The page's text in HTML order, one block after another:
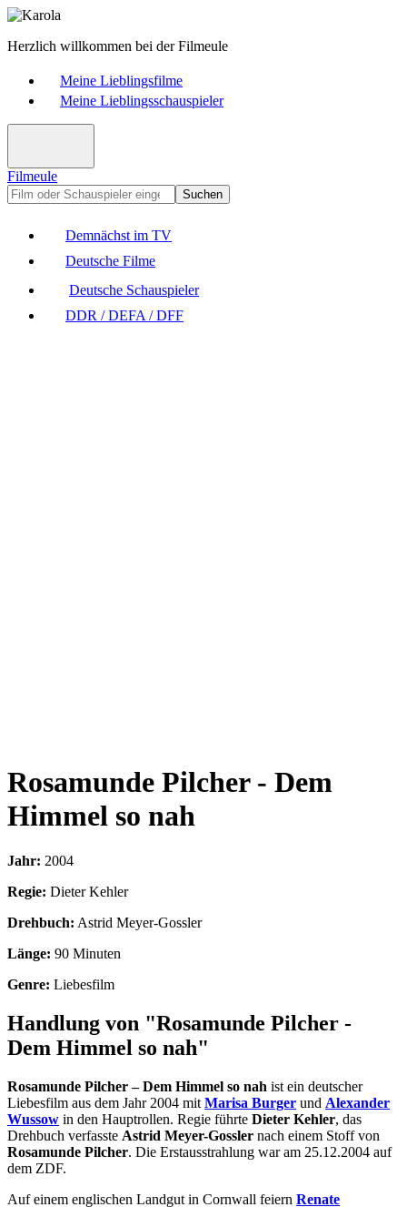
Herzlich willkommen bei der Filmeule
Meine Lieblingsfilme
Meine Lieblingsschauspieler
Filmeule
Suchen
Demnächst im TV
Deutsche Filme
Deutsche Schauspieler
DDR / DEFA / DFF
Rosamunde Pilcher - Dem
Himmel so nah
Jahr: 2004
Regie: Dieter Kehler
Drehbuch: Astrid Meyer-Gossler
Länge: 90 Minuten
Genre: Liebesfilm
Handlung von "Rosamunde Pilcher -
Dem Himmel so nah"
Rosamunde Pilcher – Dem Himmel so nah ist ein deutscher
Liebesfilm aus dem Jahr 2004 mit Marisa Burger und Alexander
Wussow in den Hauptrollen. Regie führte Dieter Kehler, das
Drehbuch verfasste Astrid Meyer-Gossler nach einem Stoff von
Rosamunde Pilcher. Die Erstausstrahlung war am 25.12.2004 auf
dem ZDF.
Auf einem englischen Landgut in Cornwall feiern Renate